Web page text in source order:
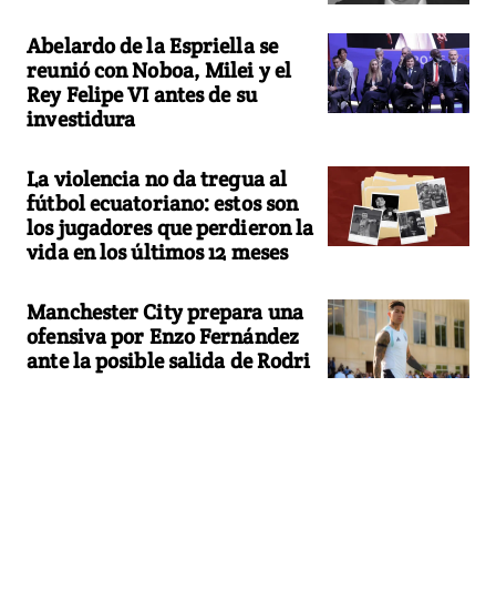
Abelardo de la Espriella se
reunió con Noboa, Milei y el
Rey Felipe VI antes de su
investidura
La violencia no da tregua al
fútbol ecuatoriano: estos son
los jugadores que perdieron la
vida en los últimos 12 meses
Manchester City prepara una
ofensiva por Enzo Fernández
ante la posible salida de Rodri